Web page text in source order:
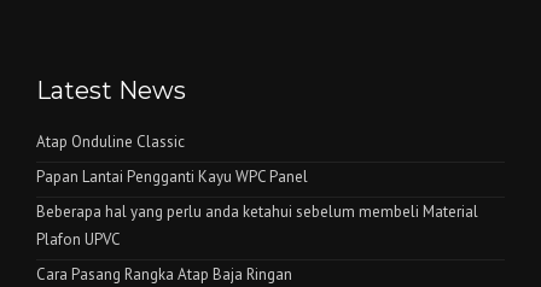
Latest News
Atap Onduline Classic
Papan Lantai Pengganti Kayu WPC Panel
Beberapa hal yang perlu anda ketahui sebelum membeli Material
Plafon UPVC
Cara Pasang Rangka Atap Baja Ringan